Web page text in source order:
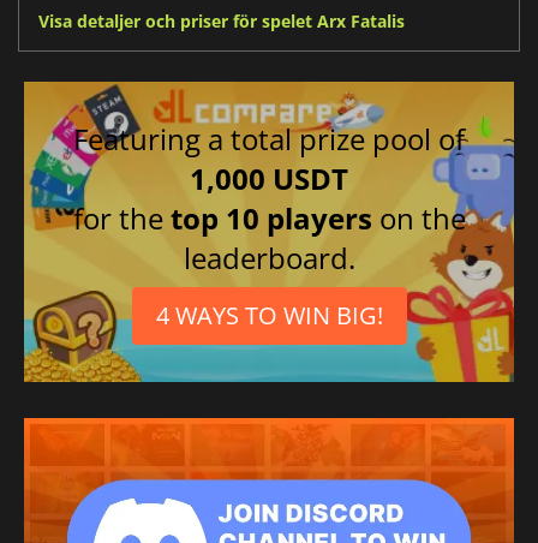
Visa detaljer och priser för spelet Arx Fatalis
Featuring a total prize pool of
1,000 USDT
for thetop 10 players on the
leaderboard.
4 WAYS TO WIN BIG!